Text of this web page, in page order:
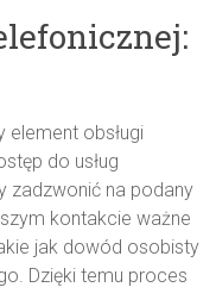
obsługi
do usług
zadzwonić na podany
kontakcie ważne
jak dowód osobisty
Dzięki temu proces